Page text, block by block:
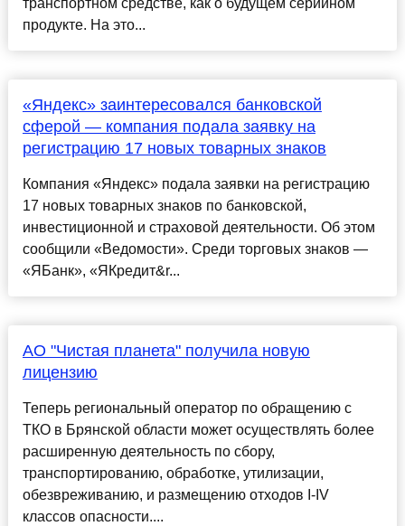
транспортном средстве, как о будущем серийном
продукте. На это...
«Яндекс» заинтересовался банковской
сферой — компания подала заявку на
регистрацию 17 новых товарных знаков
Компания «Яндекс» подала заявки на регистрацию
17 новых товарных знаков по банковской,
инвестиционной и страховой деятельности. Об этом
сообщили «Ведомости». Среди торговых знаков —
«ЯБанк», «ЯКредит&r...
АО "Чистая планета" получила новую
лицензию
Теперь региональный оператор по обращению с
ТКО в Брянской области может осуществлять более
расширенную деятельность по сбору,
транспортированию, обработке, утилизации,
обезвреживанию, и размещению отходов I-IV
классов опасности....